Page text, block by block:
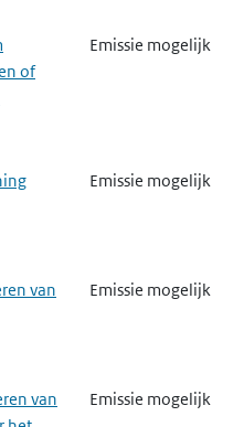
of
Emissie mogelijk
Emissie mogelijk
van
Emissie mogelijk
van
Emissie mogelijk